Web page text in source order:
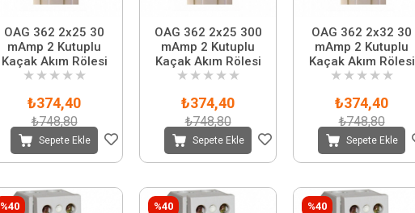
OAG 362 2x25 30
mAmp 2 Kutuplu
Kaçak Akım Rölesi
★ ★ ★ ★ ★
₺374,40
₺748,80
Sepete Ekle
OAG 362 2x25 300
mAmp 2 Kutuplu
Kaçak Akım Rölesi
★ ★ ★ ★ ★
₺374,40
₺748,80
Sepete Ekle
OAG 362 2x32 30
mAmp 2 Kutuplu
Kaçak Akım Rölesi
★ ★ ★ ★ ★
₺374,40
₺748,80
Sepete Ekle
%40 %40 %40